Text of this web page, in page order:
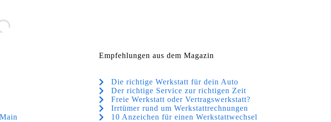
Empfehlungen aus dem Magazin
Die richtige Werkstatt für dein Auto
Der richtige Service zur richtigen Zeit
Freie Werkstatt oder Vertragswerkstatt?
Irrtümer rund um Werkstattrechnungen
10 Anzeichen für einen Werkstattwechsel